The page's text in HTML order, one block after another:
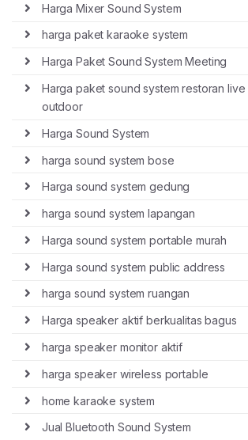
Harga Mixer Sound System
harga paket karaoke system
Harga Paket Sound System Meeting
Harga paket sound system restoran
outdoor
Harga Sound System
harga sound system bose
Harga sound system gedung
harga sound system lapangan
Harga sound system portable murah
Harga sound system public address
harga sound system ruangan
Harga speaker aktif berkualitas bagus
harga speaker monitor aktif
harga speaker wireless portable
home karaoke system
Jual Bluetooth Sound System